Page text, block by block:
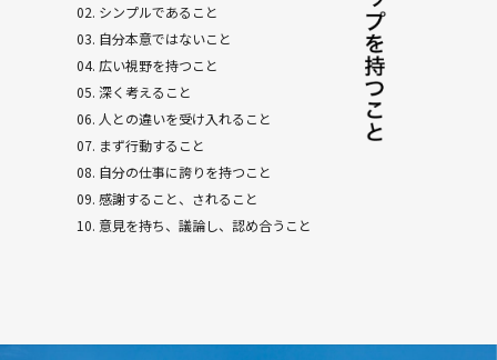
02. シンプルであること
03. 自分本意ではないこと
04. 広い視野を持つこと
05. 深く考えること
06. 人との違いを受け入れること
07. まず行動すること
08. 自分の仕事に誇りを持つこと
09. 感謝すること、されること
10. 意見を持ち、議論し、認め合うこと